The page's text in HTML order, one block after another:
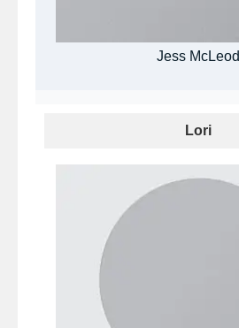
Jess McLeod
Lori